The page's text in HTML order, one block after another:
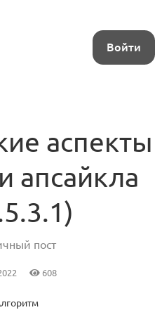
Войти
аспекты
апсайкла
пост
608